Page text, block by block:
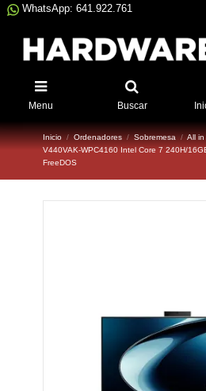
WhatsApp: 641.922.761
Menu Buscar
Inicio Ordenadores Sobremesa All
V440VAK-WPC4160 Intel Core 7 240H/
FreeDOS